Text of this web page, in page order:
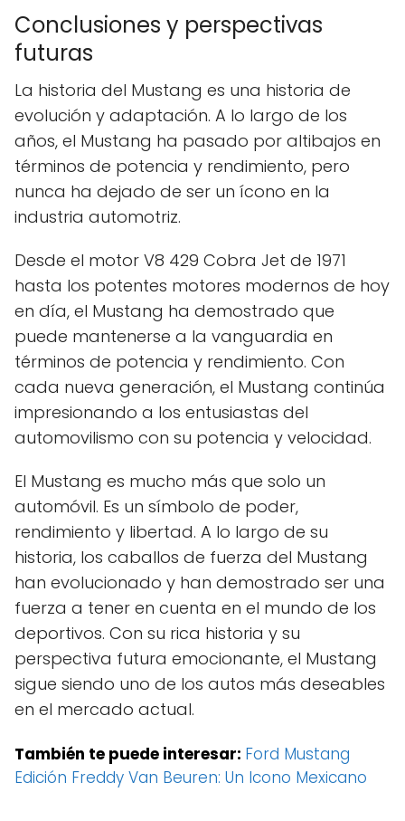
Conclusiones y perspectivas
futuras
La historia del Mustang es una historia de
evolución y adaptación. A lo largo de los
años, el Mustang ha pasado por altibajos en
términos de potencia y rendimiento, pero
nunca ha dejado de ser un ícono en la
industria automotriz.
Desde el motor V8 429 Cobra Jet de 1971
hasta los potentes motores modernos de hoy
en día, el Mustang ha demostrado que
puede mantenerse a la vanguardia en
términos de potencia y rendimiento. Con
cada nueva generación, el Mustang continúa
impresionando a los entusiastas del
automovilismo con su potencia y velocidad.
El Mustang es mucho más que solo un
automóvil. Es un símbolo de poder,
rendimiento y libertad. A lo largo de su
historia, los caballos de fuerza del Mustang
han evolucionado y han demostrado ser una
fuerza a tener en cuenta en el mundo de los
deportivos. Con su rica historia y su
perspectiva futura emocionante, el Mustang
sigue siendo uno de los autos más deseables
en el mercado actual.
También te puede interesar: Ford Mustang
Edición Freddy Van Beuren: Un Icono Mexicano